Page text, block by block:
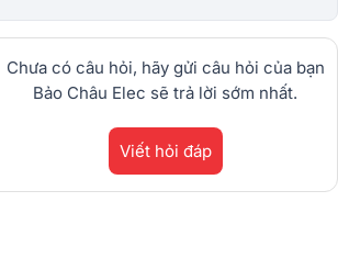
dBTechnologies, Philips Cao
Cấp.1900.0255
Chưa có câu hỏi, hãy gửi câu hỏi của bạn
Bảo Châu Elec sẽ trả lời sớm nhất.
Viết hỏi đáp